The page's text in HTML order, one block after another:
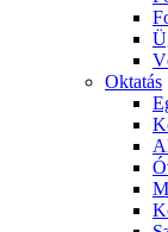
Oktatás